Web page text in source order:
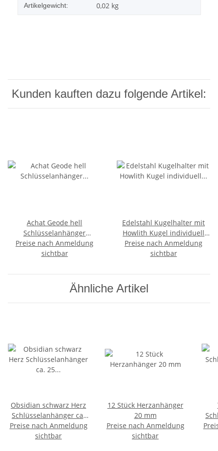
Artikelgewicht: 0,02 kg
Kunden kauften dazu folgende Artikel:
Achat Geode hell
Schlüsselanhänger
aufgeschnitten und poliert
ca. 25 - 35 mm plus Kette
Preise nach Anmeldung
sichtbar
Edelstahl Kugelhalter mit
Howlith Kugel individuell
wechselbar passend für 20
mm Kugeln
Preise nach Anmeldung
sichtbar
Ähnliche Artikel
Obsidian schwarz Herz
Schlüsselanhänger ca.
25 mm mit Kette und
Schlüsselring ca. 85 mm
Preise nach Anmeldung
sichtbar
12 Stück Herzanhänger
20 mm
Preise nach Anmeldung
sichtbar
25